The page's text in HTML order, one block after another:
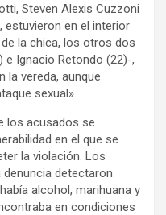
Steven Alexis Cuzzoni
estuvieron en el interior
la chica, los otros dos
e Ignacio Retondo (22)-,
la vereda, aunque
sexual».
los acusados se
en el que se
la violación. Los
detectaron
alcohol, marihuana y
en condiciones